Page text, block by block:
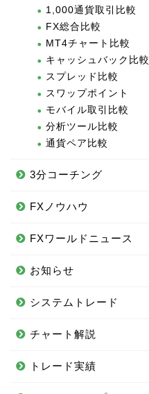
1,000通貨取引比較
FX総合比較
MT4チャート比較
キャッシュバック比較
スプレッド比較
スワップポイント
モバイル取引比較
分析ツール比較
通貨ペア比較
3分コーチング
FXノウハウ
FXワールドニュース
お知らせ
システムトレード
チャート解説
トレード実績